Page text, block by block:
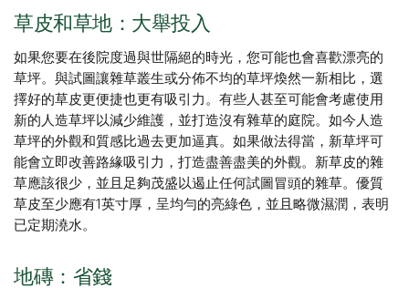
草皮和草地：大舉投入
如果您要在後院度過與世隔絕的時光，您可能也會喜歡漂亮的
草坪。與試圖讓雜草叢生或分佈不均的草坪煥然一新相比，選
擇好的草皮更便捷也更有吸引力。有些人甚至可能會考慮使用
新的人造草坪以減少維護，並打造沒有雜草的庭院。如今人造
草坪的外觀和質感比過去更加逼真。如果做法得當，新草坪可
能會立即改善路緣吸引力，打造盡善盡美的外觀。新草皮的雜
草應該很少，並且足夠茂盛以遏止任何試圖冒頭的雜草。優質
草皮至少應有1英寸厚，呈均勻的亮綠色，並且略微濕潤，表明
已定期澆水。
地磚：省錢